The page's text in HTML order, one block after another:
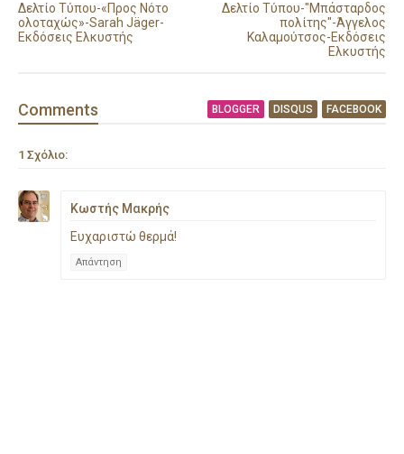
Δελτίο Τύπου-"Μπάσταρδος
πολίτης"-Άγγελος
Καλαμούτσος-Εκδόσεις
Ελκυστής
Δελτίο Τύπου-«Προς Νότο
ολοταχώς»-Sarah Jäger-
Εκδόσεις Ελκυστής
Comments BLOGGER DISQUS FACEBOOK
1 Σχόλιο:
Κωστής Μακρής
Ευχαριστώ θερμά!
Απάντηση